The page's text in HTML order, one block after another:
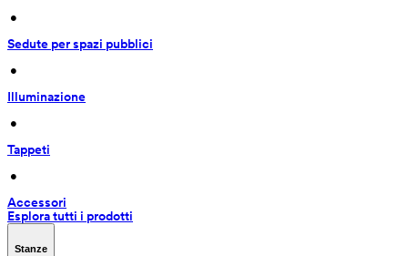
•
Sedute per spazi pubblici
•
Illuminazione
•
Tappeti
•
Accessori
Esplora tutti i prodotti
Stanze